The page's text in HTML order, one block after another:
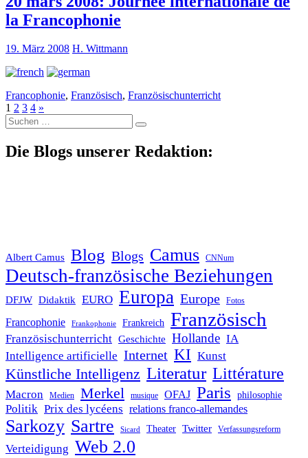
la Francophonie
19. März 2008 H. Wittmann
Francophonie, Französisch, Französischunterricht
1 2 3 4 »
Suche
nach:
Die Blogs unserer Redaktion:
Albert Camus Blog Blogs Camus CNNum
Deutsch-französische Beziehungen
DFJW Didaktik EURO Europa Europe Fotos
Francophonie Frankophonie Frankreich Französisch
Französischunterricht Geschichte Hollande IA
Intelligence artificielle Internet KI Kunst
Künstliche Intelligenz Literatur Littérature
Macron Medien Merkel musique OFAJ Paris philosophie
Politik Prix des lycéens relations franco-allemandes
Sarkozy Sartre Sicard Theater Twitter Verfassungsreform
Verteidigung Web 2.0